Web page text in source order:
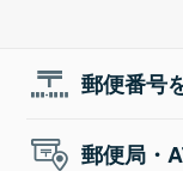
郵便番号
郵便局・